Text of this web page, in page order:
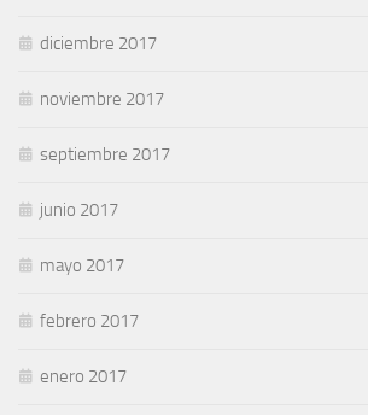
diciembre 2017
noviembre 2017
septiembre 2017
junio 2017
mayo 2017
febrero 2017
enero 2017